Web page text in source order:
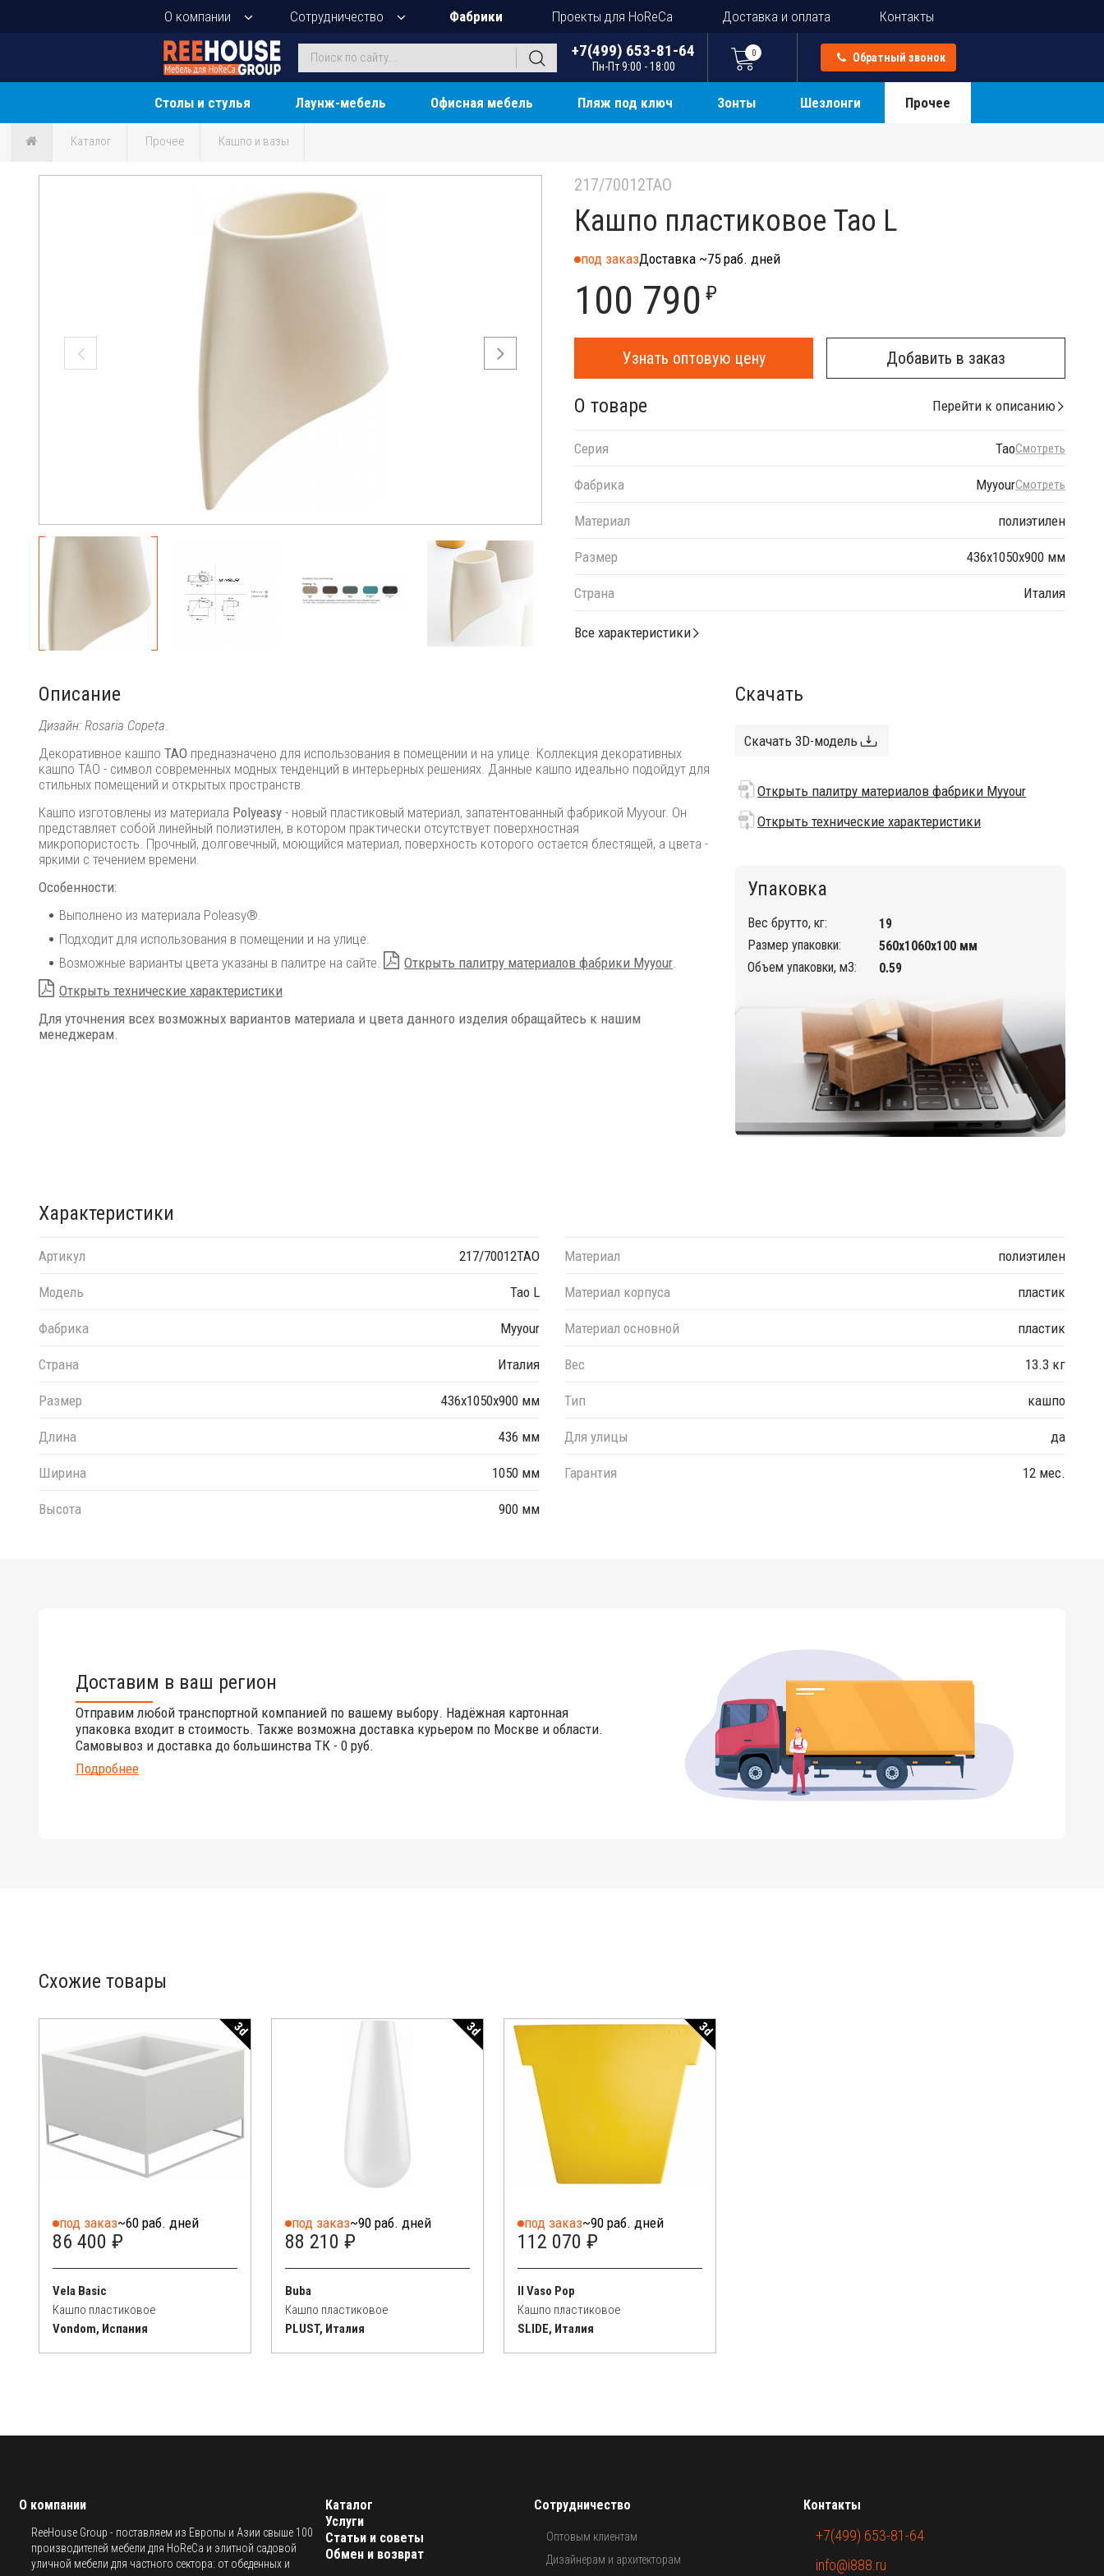
О компании Сотрудничество Фабрики Проекты для HoReCa Доставка и оплата Контакты
+7(499) 653-81-64
Пн-Пт 9:00 - 18:00
0 Обратный звонок
Столы и стулья Лаунж-мебель Офисная мебель Пляж под ключ Зонты Шезлонги Прочее
Каталог Прочее Кашпо и вазы
217/70012TAO
Кашпо пластиковое Tao L
под заказДоставка ~75 раб. дней
100 790 ₽
Узнать оптовую цену Добавить в заказ
О товаре Перейти к описанию
Серия TaoСмотреть
Фабрика MyyourСмотреть
Материал полиэтилен
Размер 436х1050х900 мм
Страна Италия
Все характеристики
Описание
Дизайн: Rosaria Copeta.
Декоративное кашпо TAO предназначено для использования в помещении и на улице. Коллекция декоративных
кашпо TAO - символ современных модных тенденций в интерьерных решениях. Данные кашпо идеально подойдут для
стильных помещений и открытых пространств.
Кашпо изготовлены из материала Polyeasy - новый пластиковый материал, запатентованный фабрикой Myyour. Он
представляет собой линейный полиэтилен, в котором практически отсутствует поверхностная
микропористость. Прочный, долговечный, моющийся материал, поверхность которого остается блестящей, а цвета -
яркими с течением времени.
Особенности:
Выполнено из материала Poleasy®.
Подходит для использования в помещении и на улице.
Возможные варианты цвета указаны в палитре на сайте.
Открыть палитру материалов фабрики Myyour.
Открыть технические характеристики.
Для уточнения всех возможных вариантов материала и цвета данного изделия обращайтесь к нашим
менеджерам.
Скачать
Скачать 3D-модель
Открыть палитру материалов фабрики Myyour
Открыть технические характеристики
Упаковка
Вес брутто, кг:
19
Размер упаковки:
560х1060х100 мм
Объем упаковки, м3:
0.59
Характеристики
Артикул 217/70012TAO
Модель Tao L
Фабрика Myyour
Страна Италия
Размер 436х1050х900 мм
Длина 436 мм
Ширина 1050 мм
Высота 900 мм
Материал полиэтилен
Материал корпуса пластик
Материал основной пластик
Вес 13.3 кг
Тип кашпо
Для улицы да
Гарантия 12 мес.
Доставим в ваш регион
Отправим любой транспортной компанией по вашему выбору. Надёжная картонная
упаковка входит в стоимость. Также возможна доставка курьером по Москве и области.
Самовывоз и доставка до большинства ТК - 0 руб.
Подробнее
Схожие товары
3d
под заказ~60 раб. дней
86 400 ₽
Vela Basic
Кашпо пластиковое
Vondom, Испания
3d
под заказ~90 раб. дней
88 210 ₽
Buba
Кашпо пластиковое
PLUST, Италия
3d
под заказ~90 раб. дней
112 070 ₽
Il Vaso Pop
Кашпо пластиковое
SLIDE, Италия
О компании
ReeHouse Group - поставляем из Европы и Азии свыше 100
производителей мебели для HoReCa и элитной садовой
уличной мебели для частного сектора: от обеденных и
Каталог
Услуги
Статьи и советы
Обмен и возврат
Сотрудничество
Оптовым клиентам
Дизайнерам и архитекторам
Контакты
+7(499) 653-81-64
info@i888.ru